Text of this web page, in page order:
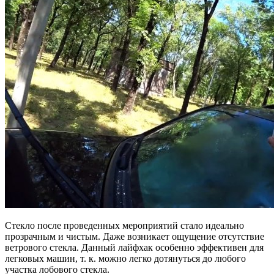
Стекло после проведенных мероприятий стало идеально
прозрачным и чистым. Даже возникает ощущение отсутствие
ветрового стекла. Данный лайфхак особенно эффективен для
легковых машин, т. к. можно легко дотянуться до любого
участка лобового стекла.